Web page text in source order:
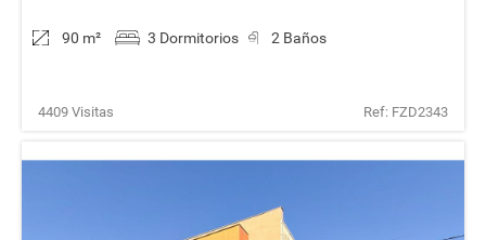
90 m² 3 Dormitorios 2 Baños
4409 Visitas Ref: FZD2343